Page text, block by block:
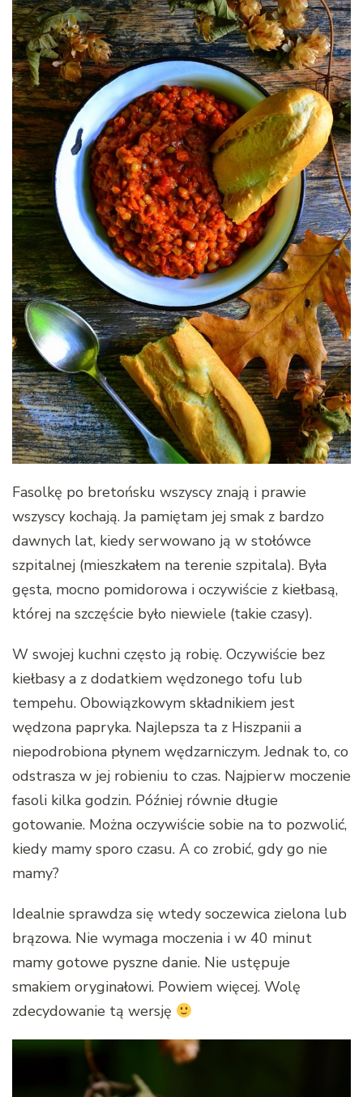
Fasolkę po bretońsku wszyscy znają i prawie
wszyscy kochają. Ja pamiętam jej smak z bardzo
dawnych lat, kiedy serwowano ją w stołówce
szpitalnej (mieszkałem na terenie szpitala). Była
gęsta, mocno pomidorowa i oczywiście z kiełbasą,
której na szczęście było niewiele (takie czasy).
W swojej kuchni często ją robię. Oczywiście bez
kiełbasy a z dodatkiem wędzonego tofu lub
tempehu. Obowiązkowym składnikiem jest
wędzona papryka. Najlepsza ta z Hiszpanii a
niepodrobiona płynem wędzarniczym. Jednak to, co
odstrasza w jej robieniu to czas. Najpierw moczenie
fasoli kilka godzin. Później równie długie
gotowanie. Można oczywiście sobie na to pozwolić,
kiedy mamy sporo czasu. A co zrobić, gdy go nie
mamy?
Idealnie sprawdza się wtedy soczewica zielona lub
brązowa. Nie wymaga moczenia i w 40 minut
mamy gotowe pyszne danie. Nie ustępuje
smakiem oryginałowi. Powiem więcej. Wolę
zdecydowanie tą wersję